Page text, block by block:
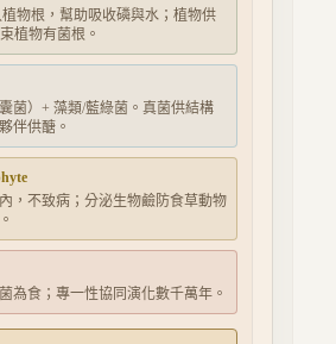
物根，幫助吸收磷與水；植物供
植物有菌根。
菌）+ 藻類/藍綠菌。真菌供結構
伴供醣。
，不致病；分泌生物鹼防食草動物
為食；專一性協同演化數千萬年。